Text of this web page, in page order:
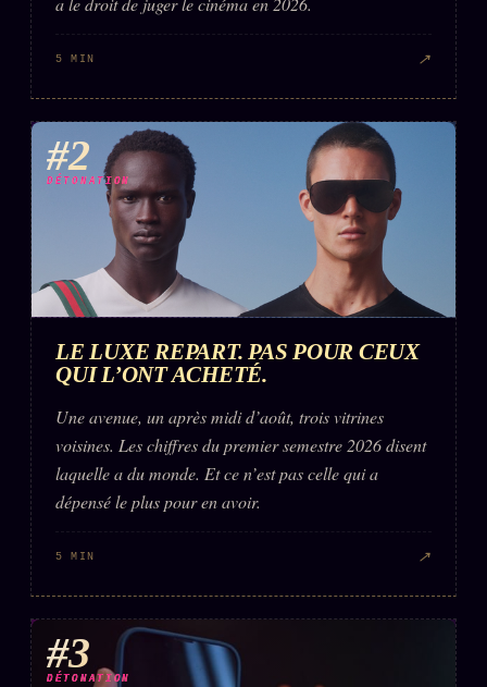
Récents
À la une
Recherche ⌕
Tous les tags
Soumettre un tip
Nous écrire
Presse
Business
FAQ
Corrections · Erratum
Mentions légales
llms.txt
5 MIN ↗
#2
DÉTONATION
LE LUXE REPART. PAS POUR CEUX
QUI L’ONT ACHETÉ.
Une avenue, un après midi d’août, trois vitrines
voisines. Les chiffres du premier semestre 2026 disent
laquelle a du monde. Et ce n’est pas celle qui a
dépensé le plus pour en avoir.
5 MIN ↗
#3
DÉTONATION